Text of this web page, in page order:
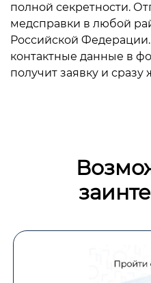
полной секретности.
медсправки в любой
Российской Федерации.
контактные данные в
получит заявку и